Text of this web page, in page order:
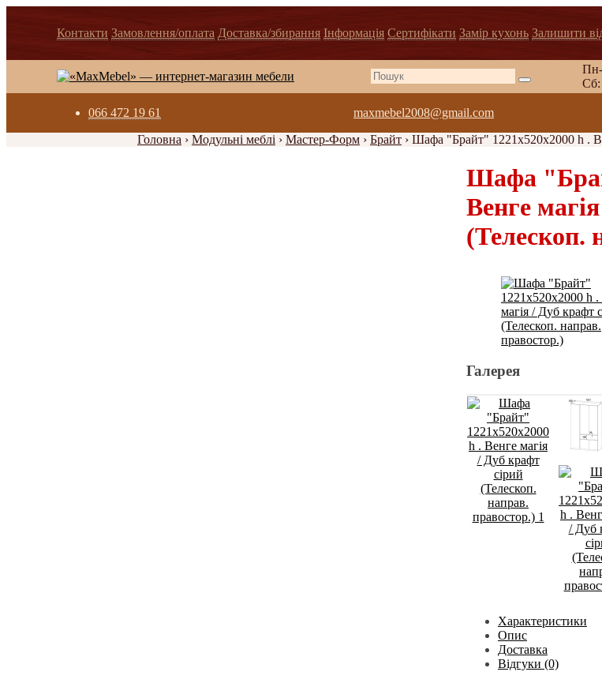
Контакти Замовлення/оплата Доставка/збирання Інформація Сертифікати Замір кухонь Залишити
Cб:
066 472 19 61 maxmebel2008@gmail.com
Головна › Модульні меблі › Мастер-Форм › Брайт › Шафа "Брайт" 1221х520х2000 h .
Шафа
Венге
(Телескоп.
Галерея
Характеристики
Опис
Доставка
Відгуки (0)